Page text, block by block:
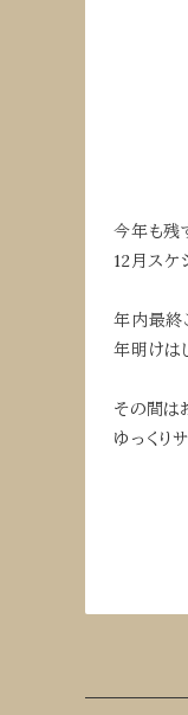
今年も残
12月スケ
年内最終
年明けは
その間は
ゆっくり